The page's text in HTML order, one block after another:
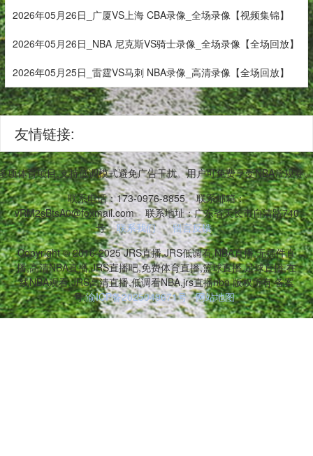
2026年05月26日_广厦VS上海 CBA录像_全场录像【视频集锦】
2026年05月26日_NBA 尼克斯VS骑士录像_全场录像【全场回放】
2026年05月25日_雷霆VS马刺 NBA录像_高清录像【全场回放】
友情链接:
体育项目,支持低调模式避免广告干扰。用户可免费享受NBA常规
联系电话：173-0976-8855
联系邮箱：
vRM2sBtsA0@foxmail.com
联系地址：广东省天长市自清路740
号
联系我们
留言反馈
Copyright © 2016-2025 JRS直播,JRS低调看,NBA直播,无插件直
播,高清NBA直播,JRS直播吧,免费体育直播,篮球直播,足球直播,在
线NBA观看,JRS高清直播,低调看NBA,jrs直播nba 版权所有 备案
号:渝ICP备2025049671号 网站地图